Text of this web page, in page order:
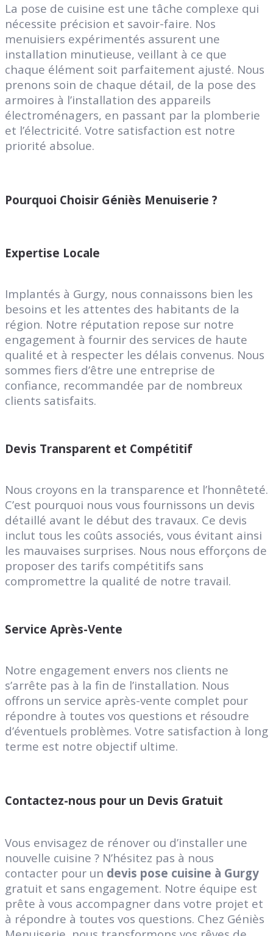
La pose de cuisine est une tâche complexe qui
nécessite précision et savoir-faire. Nos
menuisiers expérimentés assurent une
installation minutieuse, veillant à ce que
chaque élément soit parfaitement ajusté. Nous
prenons soin de chaque détail, de la pose des
armoires à l’installation des appareils
électroménagers, en passant par la plomberie
et l’électricité. Votre satisfaction est notre
priorité absolue.
Pourquoi Choisir Géniès Menuiserie ?
Expertise Locale
Implantés à Gurgy, nous connaissons bien les
besoins et les attentes des habitants de la
région. Notre réputation repose sur notre
engagement à fournir des services de haute
qualité et à respecter les délais convenus. Nous
sommes fiers d’être une entreprise de
confiance, recommandée par de nombreux
clients satisfaits.
Devis Transparent et Compétitif
Nous croyons en la transparence et l’honnêteté.
C’est pourquoi nous vous fournissons un devis
détaillé avant le début des travaux. Ce devis
inclut tous les coûts associés, vous évitant ainsi
les mauvaises surprises. Nous nous efforçons de
proposer des tarifs compétitifs sans
compromettre la qualité de notre travail.
Service Après-Vente
Notre engagement envers nos clients ne
s’arrête pas à la fin de l’installation. Nous
offrons un service après-vente complet pour
répondre à toutes vos questions et résoudre
d’éventuels problèmes. Votre satisfaction à long
terme est notre objectif ultime.
Contactez-nous pour un Devis Gratuit
Vous envisagez de rénover ou d’installer une
nouvelle cuisine ? N’hésitez pas à nous
contacter pour un devis pose cuisine à Gurgy
gratuit et sans engagement. Notre équipe est
prête à vous accompagner dans votre projet et
à répondre à toutes vos questions. Chez Géniès